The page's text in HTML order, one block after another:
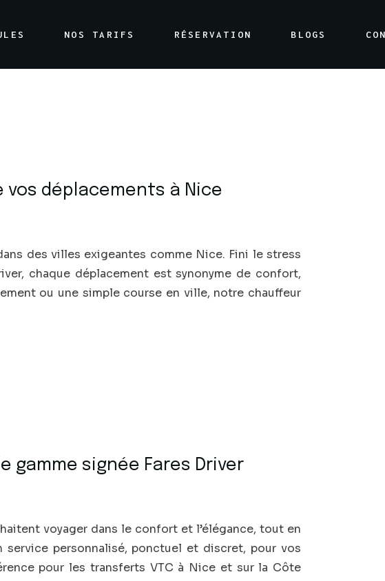
NOS TARIFS RÉSERVATION BLOGS
vos déplacements à Nice
des villes exigeantes comme Nice. Fini le stress
chaque déplacement est synonyme de confort,
ou une simple course en ville, notre chauffeur
signée Fares Driver
voyager dans le confort et l’élégance, tout en
personnalisé, ponctuel et discret, pour vos
pour les transferts VTC à Nice et sur la Côte